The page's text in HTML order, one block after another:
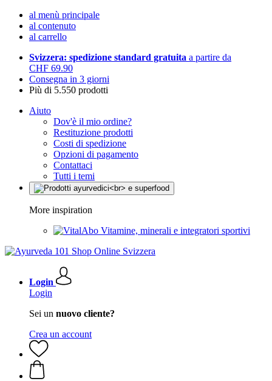
al menù principale
al contenuto
al carrello
Svizzera: spedizione standard gratuita a partire da
CHF 69.90
Consegna in 3 giorni
Più di 5.550 prodotti
Aiuto
Dov'è il mio ordine?
Restituzione prodotti
Costi di spedizione
Opzioni di pagamento
Contattaci
Tutti i temi
More inspiration
Vitamine, minerali e integratori sportivi
Login
Login
Sei un nuovo cliente?
Crea un account